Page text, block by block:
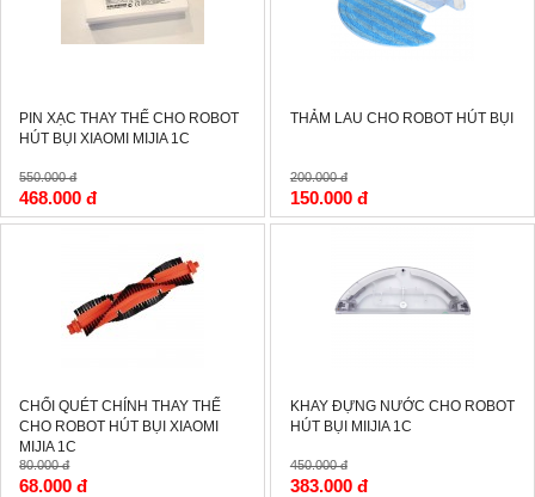
PIN XẠC THAY THẾ CHO ROBOT
HÚT BỤI XIAOMI MIJIA 1C
550.000 đ
468.000 đ
THẢM LAU CHO ROBOT HÚT BỤI
200.000 đ
150.000 đ
CHỔI QUÉT CHÍNH THAY THẾ
CHO ROBOT HÚT BỤI XIAOMI
MIJIA 1C
80.000 đ
68.000 đ
KHAY ĐỰNG NƯỚC CHO ROBOT
HÚT BỤI MIIJIA 1C
450.000 đ
383.000 đ